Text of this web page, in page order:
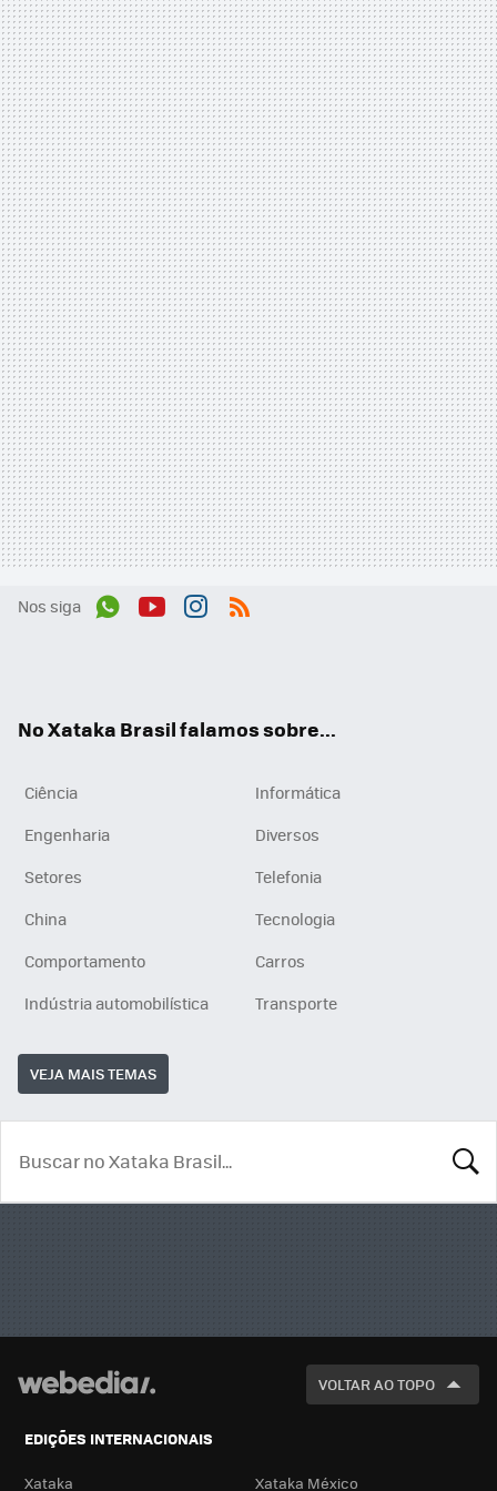
Nos siga
No Xataka Brasil falamos sobre...
Ciência
Informática
Engenharia
Diversos
Setores
Telefonia
China
Tecnologia
Comportamento
Carros
Indústria automobilística
Transporte
VEJA MAIS TEMAS
VOLTAR AO TOPO
EDIÇÕES INTERNACIONAIS
Xataka Xataka México